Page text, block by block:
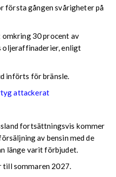
första gången svårigheter på
30 procent av
oljeraffinaderier, enligt
införts för bränsle.
attackerat
fortsättningsvis kommer
av bensin med de
länge varit förbjudet.
sommaren 2027.